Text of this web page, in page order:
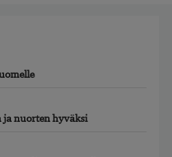
ja nuorten hyväksi